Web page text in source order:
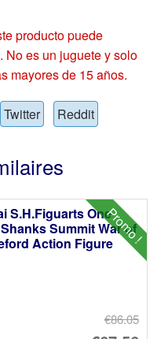
producto puede
No es un juguete y solo
mayores de 15 años.
Twitter Reddit
Promo !
S.H.Figuarts One
Summit War of
Action Figure
€86.05